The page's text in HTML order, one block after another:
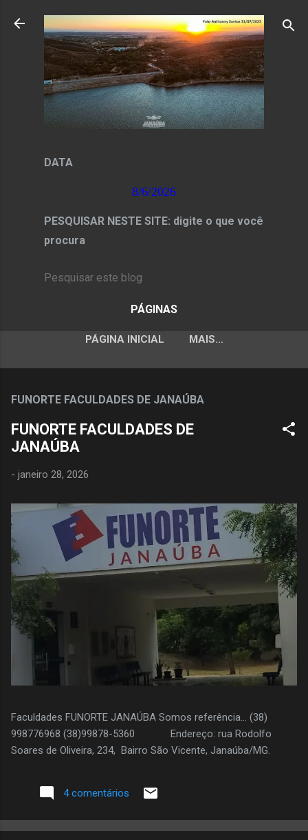
Pular para o conteúdo principal
DATA
8/6/2026
PESQUISAR NESTE SITE: digite o que você
procura
PÁGINAS
PÁGINA INICIAL MAIS…
FUNORTE FACULDADES DE JANAÚBA
FUNORTE FACULDADES DE
JANAÚBA
- janeiro 28, 2026
Faculdades FUNORTE JANAÚBA Somos referência... (38)
998776968 (38)99878-5360 Endereço: rua Rodolfo
Soares de Oliveira, 234, Bairro São Vicente, Janaúba/MG.
4 comentários